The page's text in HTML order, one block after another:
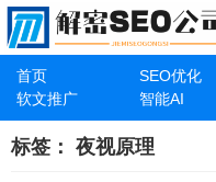
首页 SEO优化
软文推广
智能AI
标签： 夜视原理